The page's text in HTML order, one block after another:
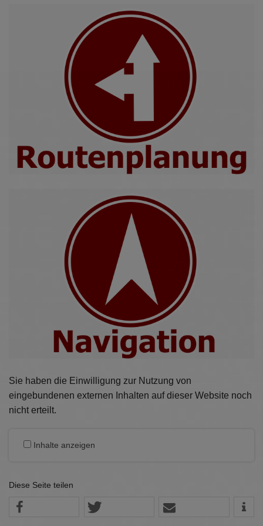
Seitenaufrufe als Statistik. Die hierdurch gespeicherten Daten werden
ausschließlich auf unseren eigenen Servern gespeichert. Eine
Übertragung an Dritte erfolgt nicht. Wir verwenden die Funktion
AnonymizeIP zur Anonymisierung Ihrer IP-Adresse, so dass diese gekürzt
wird und nicht mehr Ihrem Besuch auf unserer Internetseite zugeordnet
YouTube / Vimeo
Videos werden über die Plattformen YouTube oder Vimeo eingebunden.
Wir nutzen YouTube im erweiterten Datenschutzmodus. Dieser Modus
bewirkt laut YouTube, dass YouTube keine Informationen über die
Besucher auf dieser Website speichert, bevor diese sich das Video
ansehen.
Eingebundene Inhalte
eingebunden. Das können Kartendienste wie z.B. Google Maps sein
oder auch Anwendungen einer externen Website.
Sie haben die Einwilligung zur Nutzung von
eingebundenen externen Inhalten auf dieser Website noch
nicht erteilt.
Inhalte anzeigen
Diese Seite teilen